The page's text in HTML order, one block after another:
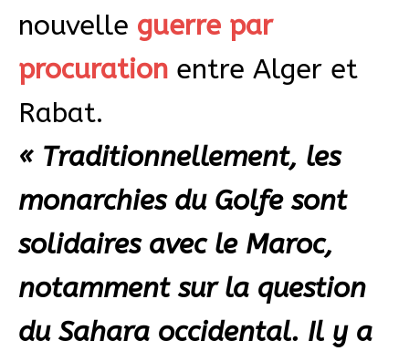
nouvelle guerre par
procuration entre Alger et
Rabat.
« Traditionnellement, les
monarchies du Golfe sont
solidaires avec le Maroc,
notamment sur la question
du Sahara occidental. Il y a